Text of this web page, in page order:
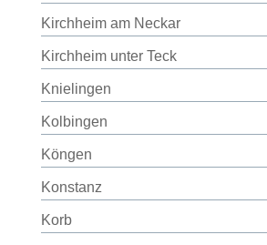
Kirchheim am Neckar
Kirchheim unter Teck
Knielingen
Kolbingen
Köngen
Konstanz
Korb